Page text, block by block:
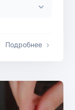
Подробнее